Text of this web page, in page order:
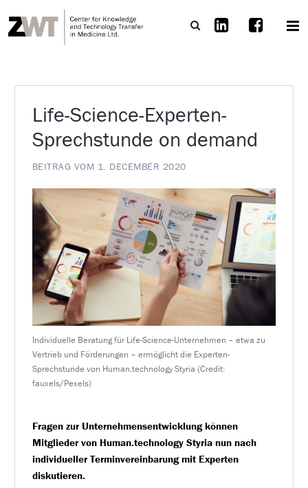
Life-Science-Experten-
Sprechstunde on demand
BEITRAG VOM 1. DECEMBER 2020
Individuelle Beratung für Life-Science-Unternehmen – etwa zu
Vertrieb und Förderungen – ermöglicht die Experten-
Sprechstunde von Human.technology Styria (Credit:
fauxels/Pexels)
Fragen zur Unternehmensentwicklung können
Mitglieder von Human.technology Styria nun nach
individueller Terminvereinbarung mit Experten
diskutieren.